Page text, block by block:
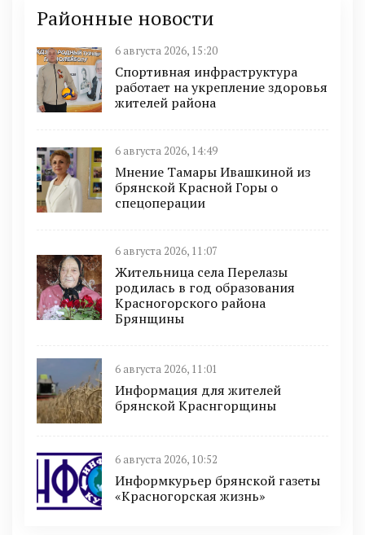
Районные новости
6 августа 2026, 15:20
Спортивная инфраструктура
работает на укрепление здоровья
жителей района
6 августа 2026, 14:49
Мнение Тамары Ивашкиной из
брянской Красной Горы о
спецоперации
6 августа 2026, 11:07
Жительница села Перелазы
родилась в год образования
Красногорского района
Брянщины
6 августа 2026, 11:01
Информация для жителей
брянской Краснгорщины
6 августа 2026, 10:52
Информкурьер брянской газеты
«Красногорская жизнь»